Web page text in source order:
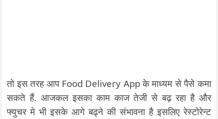
तो इस तरह आप Food Delivery App के माध्यम से पैसे कमा
सकते हैं. आजकल इसका काम काज तेजी से बढ़ रहा है और
फ्युचर मे भी इसके आगे बढ्ने की संभावना है इसलिए रेस्टोरेन्ट